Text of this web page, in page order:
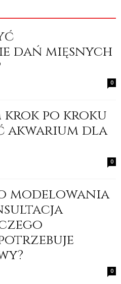
dań mięsnych
0
krok po kroku
akwarium dla
0
modelowania
0